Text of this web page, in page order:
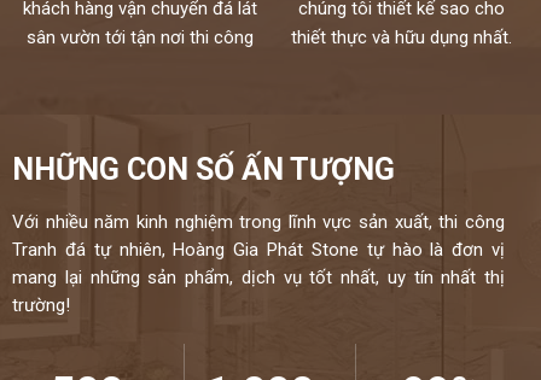
0946916986
khách hàng vận chuyển đá lát
sân vườn tới tận nơi thi công
chúng tôi thiết kế sao cho
thiết thực và hữu dụng nhất.
NHỮNG CON SỐ ẤN TƯỢNG
Với nhiều năm kinh nghiệm trong lĩnh vực sản xuất, thi công
Tranh đá tự nhiên, Hoàng Gia Phát Stone tự hào là đơn vị
mang lại những sản phẩm, dịch vụ tốt nhất, uy tín nhất thị
trường!